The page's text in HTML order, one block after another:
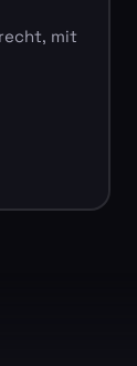
mit